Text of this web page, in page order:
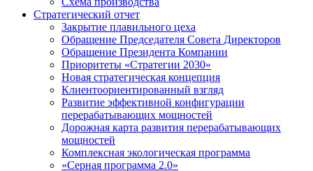
Стратегический отчет
Закрытие плавильного цеха
Обращение Председателя Совета Директоров
Обращение Президента Компании
Приоритеты «Стратегии 2030»
Новая стратегическая концепция
Клиентоориентированный взгляд
Развитие эффективной конфигурации
перерабатывающих мощностей
Дорожная карта развития перерабатывающих
мощностей
Комплексная экологическая программа
«Серная программа 2.0»